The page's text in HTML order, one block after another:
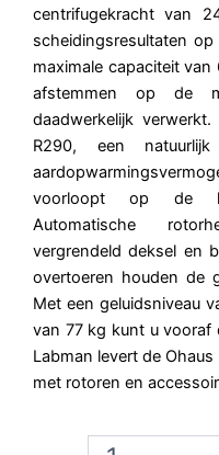
centrifugekracht van
scheidingsresultaten
maximale capaciteit
afstemmen op de
daadwerkelijk
R290, een
voorloopt op de
Automatische
vergrendeld deksel en
overtoeren houden de
Met een geluidsniveau
van 77 kg kunt u vooraf
Labman levert de
met rotoren en
Ohaus